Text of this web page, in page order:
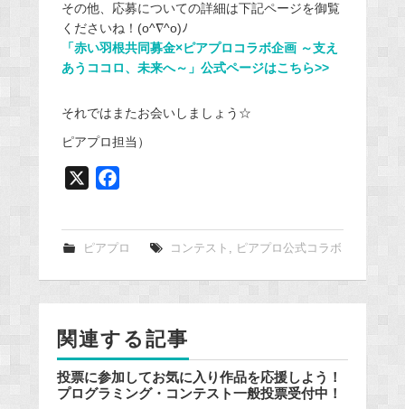
その他、応募についての詳細は下記ページを御覧
くださいね！(o^∇^o)ﾉ
「赤い羽根共同募金×ピアプロコラボ企画 ～支え
あうココロ、未来へ～」公式ページはこちら>>
それではまたお会いしましょう☆
ピアプロ担当）
e
k
ピアプロ コンテスト , ピアプロ公式コラボ
関連する記事
投票に参加してお気に入り作品を応援しよう！
プログラミング・コンテスト一般投票受付中！